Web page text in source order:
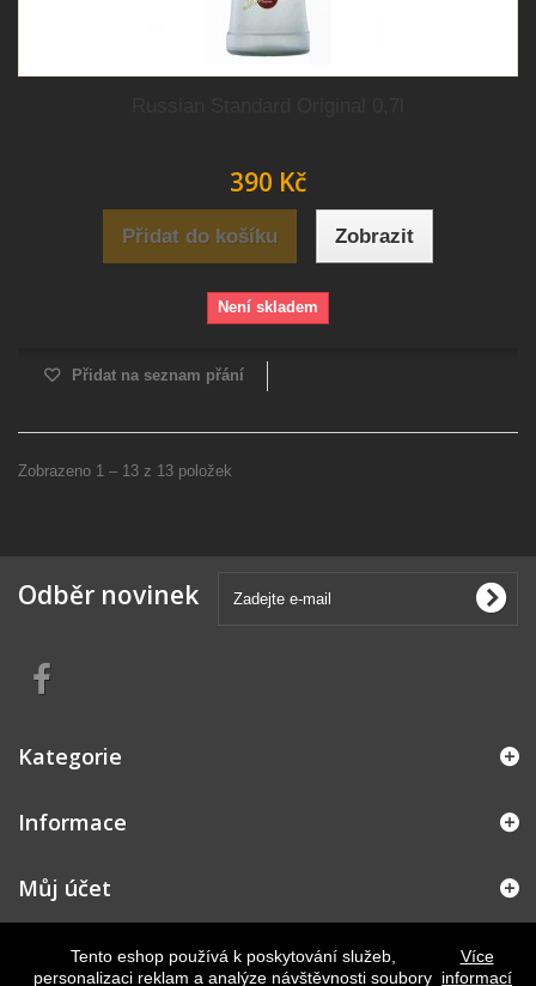
Tento eshop používá k poskytování služeb,
personalizaci reklam a analýze návštěvnosti soubory
Více
informací
390 Kč
Přidat do košíku Zobrazit
Není skladem
Přidat na seznam přání
Zobrazeno 1 – 13 z 13 položek
Odběr novinek
Kategorie
Informace
Můj účet
Kontakt